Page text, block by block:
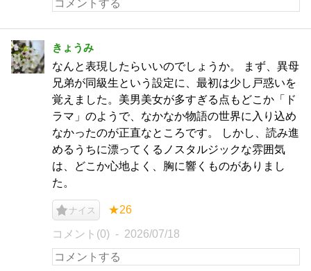
きょうみ
なんと表現したらいいのでしょうか。 まず、異母
兄弟が同級生という設定に、最初は少し戸惑いを
覚えました。美男美女が多すぎる点もどこか「ド
ラマ」のようで、なかなか物語の世界に入り込め
なかったのが正直なところです。 しかし、読み進
めるうちに漂ってくるノスタルジックな雰囲気
は、どこか心地よく、胸に響くものがありまし
た。
ナイス ★26
コメント(0) 2026/07/18